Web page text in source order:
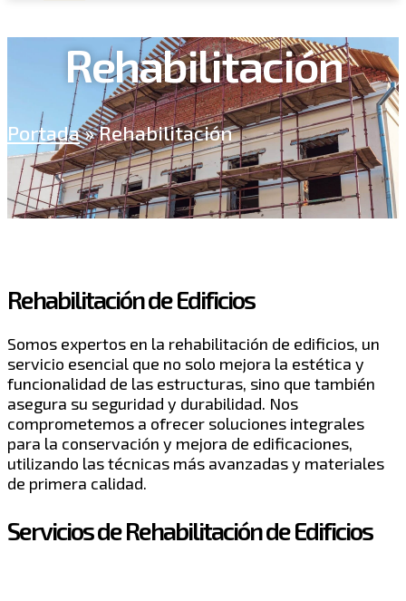
Rehabilitación
Portada»Rehabilitación
Rehabilitación de Edificios
Somos expertos en la rehabilitación de edificios, un
servicio esencial que no solo mejora la estética y
funcionalidad de las estructuras, sino que también
asegura su seguridad y durabilidad. Nos
comprometemos a ofrecer soluciones integrales
para la conservación y mejora de edificaciones,
utilizando las técnicas más avanzadas y materiales
de primera calidad.
Servicios de Rehabilitación de Edificios